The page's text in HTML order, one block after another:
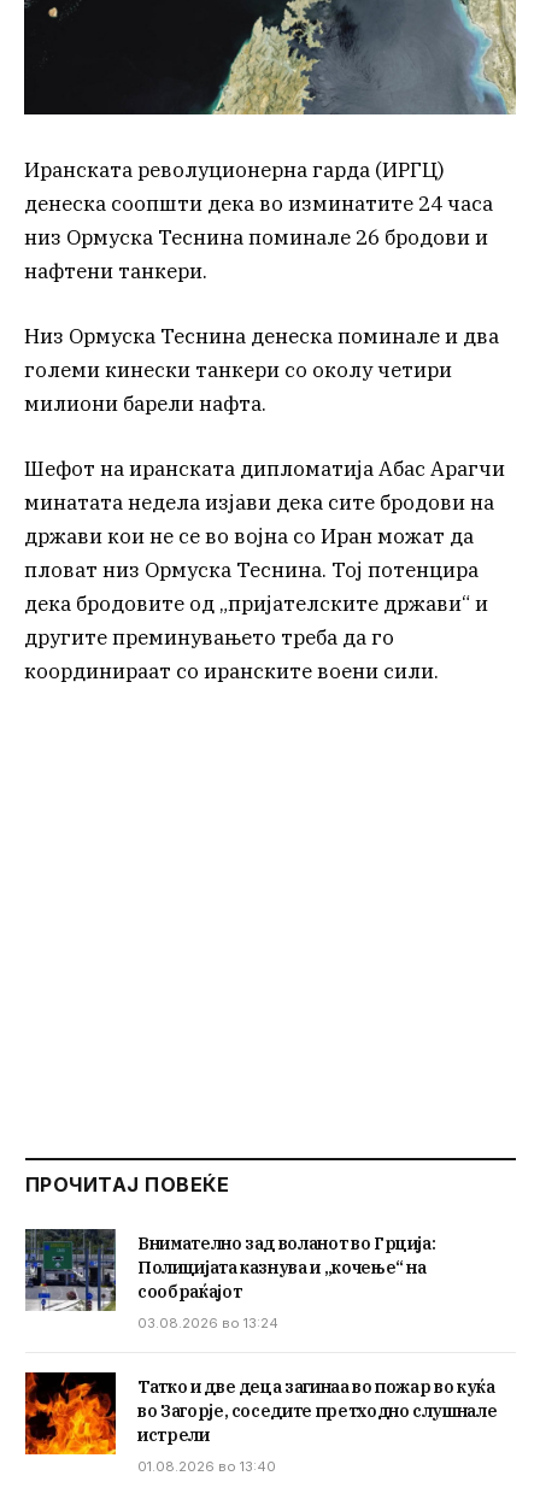
Иранската револуционерна гарда (ИРГЦ)
денеска соопшти дека во изминатите 24 часа
низ Ормуска Теснина поминале 26 бродови и
нафтени танкери.
Низ Ормуска Теснина денеска поминале и два
големи кинески танкери со околу четири
милиони барели нафта.
Шефот на иранската дипломатија Абас Арагчи
минатата недела изјави дека сите бродови на
држави кои не се во војна со Иран можат да
пловат низ Ормуска Теснина. Тој потенцира
дека бродовите од „пријателските држави“ и
другите преминувањето треба да го
координираат со иранските воени сили.
ПРОЧИТАЈ ПОВЕЌЕ
Внимателно зад воланот во Грција:
Полицијата казнува и „кочење“ на
сообраќајот
03.08.2026 во 13:24
Татко и две деца загинаа во пожар во куќа
во Загорје, соседите претходно слушнале
истрели
01.08.2026 во 13:40